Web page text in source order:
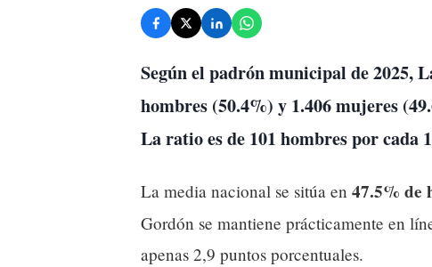
Según el padrón municipal de 2025,
hombres (50.4%) y 1.406 mujeres
La ratio es de 101 hombres por cada
La media nacional se sitúa en 47.5% de
Gordón se mantiene prácticamente en
apenas 2,9 puntos porcentuales.